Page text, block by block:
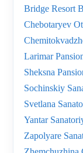
Bridge Resort
Chebotaryev
Larimar
Sheksna
Sochinskiy
Svetlana
Yantar
Zapolyare